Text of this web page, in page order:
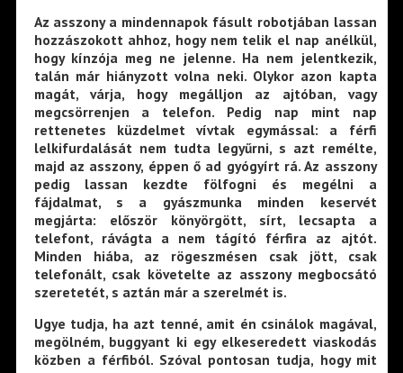
Az asszony a mindennapok fásult robotjában lassan
hozzászokott ahhoz, hogy nem telik el nap anélkül,
hogy kínzója meg ne jelenne. Ha nem jelentkezik,
talán már hiányzott volna neki. Olykor azon kapta
magát, várja, hogy megálljon az ajtóban, vagy
megcsörrenjen a telefon. Pedig nap mint nap
rettenetes küzdelmet vívtak egymással: a férfi
lelkifurdalását nem tudta legyűrni, s azt remélte,
majd az asszony, éppen ő ad gyógyírt rá. Az asszony
pedig lassan kezdte fölfogni és megélni a
fájdalmat, s a gyászmunka minden keservét
megjárta: először könyörgött, sírt, lecsapta a
telefont, rávágta a nem tágító férfira az ajtót.
Minden hiába, az rögeszmésen csak jött, csak
telefonált, csak követelte az asszony megbocsátó
szeretetét, s aztán már a szerelmét is.
Ugye tudja, ha azt tenné, amit én csinálok magával,
megölném, buggyant ki egy elkeseredett viaskodás
közben a férfiból. Szóval pontosan tudja, hogy mit